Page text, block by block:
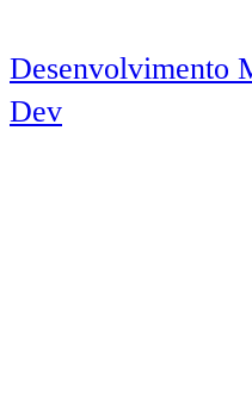
Desenvolvimento
Dev